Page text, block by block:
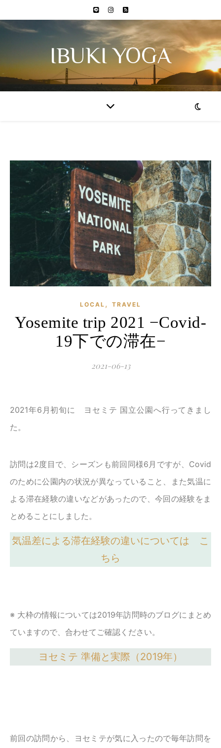
IBUKI YOGA
LOCAL , TRAVEL
Yosemite trip 2021 −Covid-
19下での滞在−
2021-06-13
2021年6月初旬に ヨセミテ 国立公園へ行ってきまし
た。
訪問は2度目で、シーズンも前回同様6月ですが、Covid
のために公園内の状況が異なっていること、また気温に
よる滞在経験の違いなどがあったので、今回の経験をま
とめることにしました。
気温差による滞在経験の違いについては こ
ちら
※ 大枠の情報については2019年訪問時のブログにまとめ
ていますので、合わせてご確認ください。
ヨセミテ 準備と実際（2019年）
前回の訪問から、ヨセミテが気に入ったので毎年訪問を